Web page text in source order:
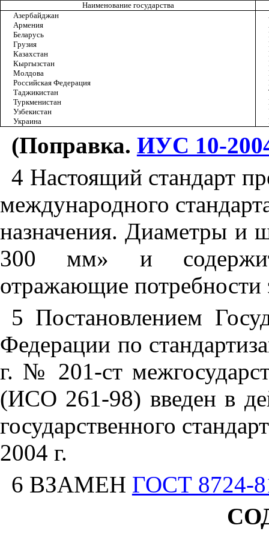
Наименование государства
Азербайджан
Армения
Беларусь
Грузия
Казахстан
Кыргызстан
Молдова
Российская Федерация
Таджикистан
Туркменистан
Узбекистан
Украина
(Поправка. ИУС 10-
4 Настоящий стандарт
международного
назначения. Диаметры и
300 мм» и содержит
отражающие потребности
5 Постановлением
Федерации по
г. № 201-ст
(ИСО 261-98) введен в
государственного
2004 г.
6 ВЗАМЕН ГОСТ 8724-